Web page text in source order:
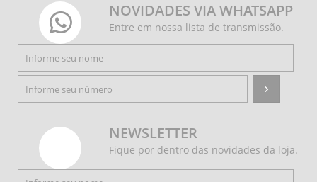
NOVIDADES VIA WHATSAPP
Entre em nossa lista de transmissão.
NEWSLETTER
Fique por dentro das novidades da loja.